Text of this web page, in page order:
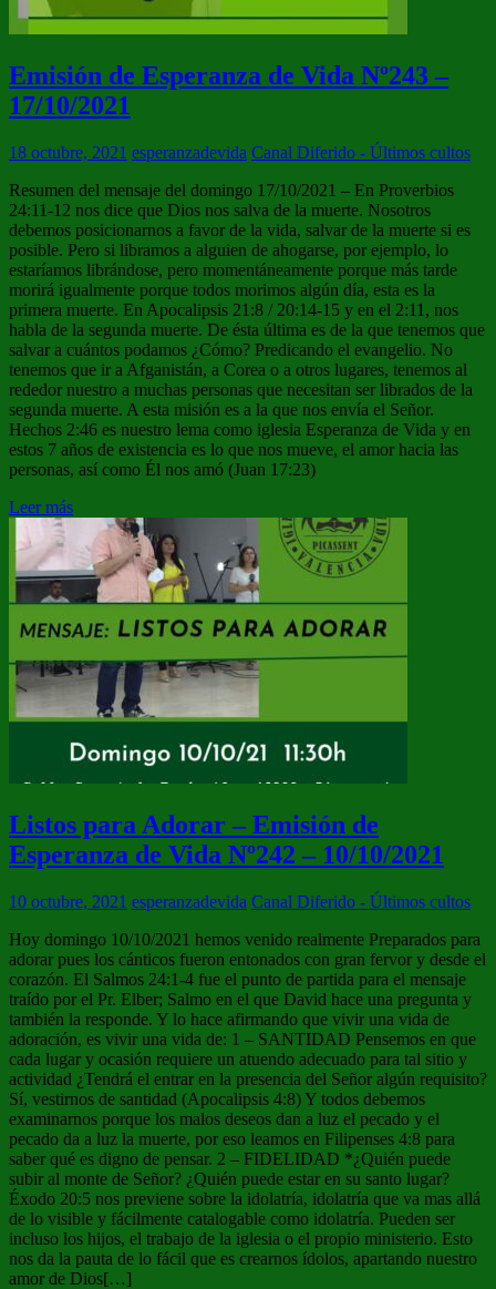
Emisión de Esperanza de Vida Nº243 –
17/10/2021
18 octubre, 2021 esperanzadevida Canal Diferido - Últimos cultos
Resumen del mensaje del domingo 17/10/2021 – En Proverbios
24:11-12 nos dice que Dios nos salva de la muerte. Nosotros
debemos posicionarnos a favor de la vida, salvar de la muerte si es
posible. Pero si libramos a alguien de ahogarse, por ejemplo, lo
estaríamos librándose, pero momentáneamente porque más tarde
morirá igualmente porque todos morimos algún día, esta es la
primera muerte. En Apocalipsis 21:8 / 20:14-15 y en el 2:11, nos
habla de la segunda muerte. De ésta última es de la que tenemos que
salvar a cuántos podamos ¿Cómo? Predicando el evangelio. No
tenemos que ir a Afganistán, a Corea o a otros lugares, tenemos al
rededor nuestro a muchas personas que necesitan ser librados de la
segunda muerte. A esta misión es a la que nos envía el Señor.
Hechos 2:46 es nuestro lema como iglesia Esperanza de Vida y en
estos 7 años de existencia es lo que nos mueve, el amor hacia las
personas, así como Él nos amó (Juan 17:23)
Leer más
Listos para Adorar – Emisión de
Esperanza de Vida Nº242 – 10/10/2021
10 octubre, 2021 esperanzadevida Canal Diferido - Últimos cultos
Hoy domingo 10/10/2021 hemos venido realmente Preparados para
adorar pues los cánticos fueron entonados con gran fervor y desde el
corazón. El Salmos 24:1-4 fue el punto de partida para el mensaje
traído por el Pr. Elber; Salmo en el que David hace una pregunta y
también la responde. Y lo hace afirmando que vivir una vida de
adoración, es vivir una vida de: 1 – SANTIDAD Pensemos en que
cada lugar y ocasión requiere un atuendo adecuado para tal sitio y
actividad ¿Tendrá el entrar en la presencia del Señor algún requisito?
Sí, vestirnos de santidad (Apocalipsis 4:8) Y todos debemos
examinarnos porque los malos deseos dan a luz el pecado y el
pecado da a luz la muerte, por eso leamos en Filipenses 4:8 para
saber qué es digno de pensar. 2 – FIDELIDAD *¿Quién puede
subir al monte de Señor? ¿Quién puede estar en su santo lugar?
Éxodo 20:5 nos previene sobre la idolatría, idolatría que va mas allá
de lo visible y fácilmente catalogable como idolatría. Pueden ser
incluso los hijos, el trabajo de la iglesia o el propio ministerio. Esto
nos da la pauta de lo fácil que es crearnos ídolos, apartando nuestro
amor de Dios[…]